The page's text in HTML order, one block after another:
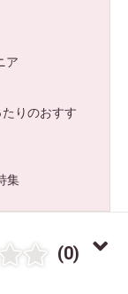
ア
りのおすす
集
(0)